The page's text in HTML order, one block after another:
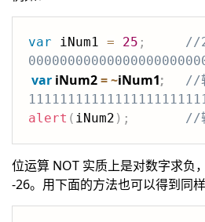
var iNum1 = 25 ;
//
var iNum2 =~iNum1;
//
alert ( iNum2 ) ; //
位运算 NOT 实质上是对数字求负
-26。用下面的方法也可以得到同样